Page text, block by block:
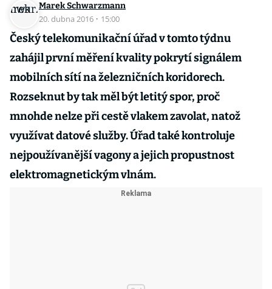
Marek Schwarzmann
20. dubna 2016 · 15:00
Český telekomunikační úřad v tomto týdnu
zahájil první měření kvality pokrytí signálem
mobilních sítí na železničních koridorech.
Rozseknut by tak měl být letitý spor, proč
mnohde nelze při cestě vlakem zavolat, natož
využívat datové služby. Úřad také kontroluje
nejpoužívanější vagony a jejich propustnost
elektromagnetickým vlnám.